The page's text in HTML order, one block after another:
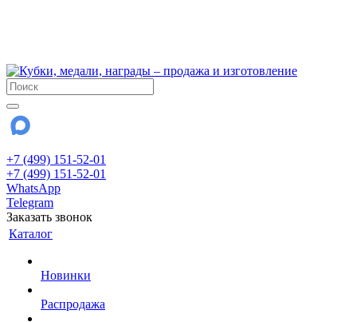
+7 (499) 151-52-01
+7 (499) 151-52-01
WhatsApp
Telegram
Заказать звонок
Каталог
Новинки
Распродажа